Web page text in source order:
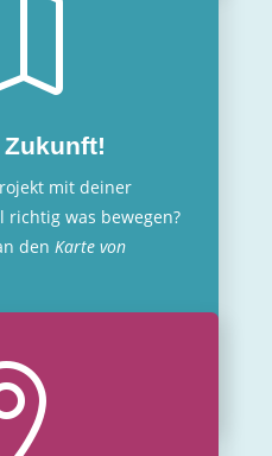
mit deiner
richtig was bewegen?
den Karte von